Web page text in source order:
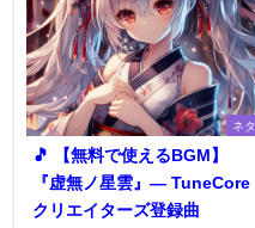
ネタ
🎵 【無料で使えるBGM】
『虚無ノ星雲』― TuneCore
クリエイターズ登録曲